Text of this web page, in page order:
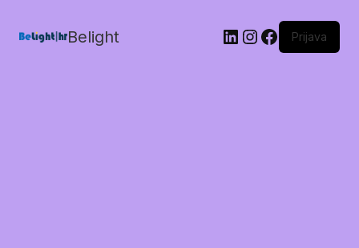
Belight Prijava